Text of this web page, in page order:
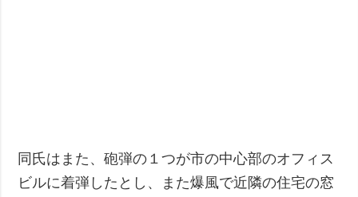
同氏はまた、砲弾の１つが市の中心部のオフィス
ビルに着弾したとし、また爆風で近隣の住宅の窓